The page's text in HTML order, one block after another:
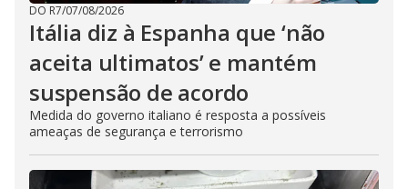
DO R7/07/08/2026
Itália diz à Espanha que ‘não
aceita ultimatos’ e mantém
suspensão de acordo
Medida do governo italiano é resposta a possíveis
ameaças de segurança e terrorismo